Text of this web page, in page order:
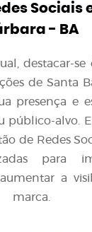
Sociais
- BA
destacar-se
de Santa
presença e
público-alvo.
de Redes
para
a
marca.